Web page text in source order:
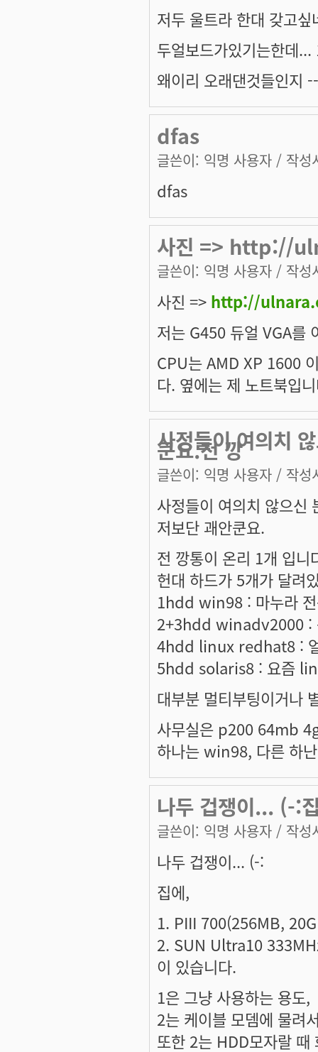
저두 울트라 한대 갖고
두얼보드가있기는한데
왜이리 오래댄것들인지
dfas
글쓴이: 익명 사용자 / 작성
dfas
사진 => http://
글쓴이: 익명 사용자 / 작성
사진 => http://
저는 G450 듀얼 VGA를
CPU는 AMD XP 1600
다. 옆에는 제 노트북입
사정들이 여의치
쿤요.전 깡
글쓴이: 익명 사용자 / 작성
사정들이 여의치 않으신
저보단 괘안쿤요.
전 깡통이 온리 1개 입
헌대 하드가 5개가 달려
1hdd win98 : 마누라
2+3hdd winadv2000 :
4hdd linux redhat8 :
5hdd solaris8 : 요즘
대부분 멀티부팅이거나
사무실은 p200 64mb
하나는 win98, 다른 하
나두 겁쟁이... (-:
글쓴이: 익명 사용자 / 작성
나두 겁쟁이... (-:
집에,
1. PIII 700(256MB,
2. SUN Ultra10
이 있습니다.
1은 그냥 사용하는 용도,
2는 케이블 모뎀에 물
또한 2는 HDD모자랄 때